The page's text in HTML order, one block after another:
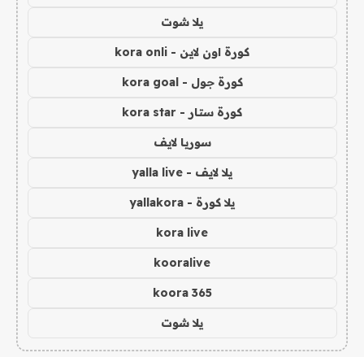
يلا شوت
كورة اون لاين - kora onli
كورة جول - kora goal
كورة ستار - kora star
سوريا لايف
يلا لايف - yalla live
يلا كورة - yallakora
kora live
kooralive
koora 365
يلا شوت